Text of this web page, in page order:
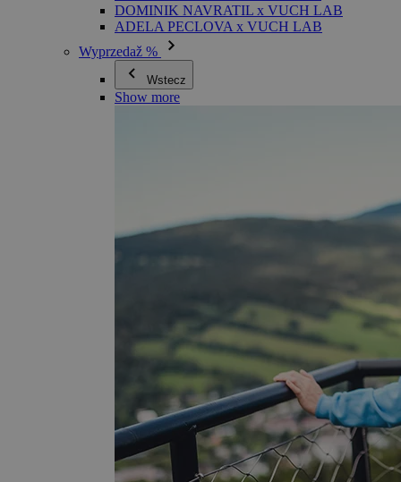
DOMINIK NAVRATIL x VUCH LAB
ADELA PECLOVA x VUCH LAB
Wyprzedaž %
Wstecz
Show more